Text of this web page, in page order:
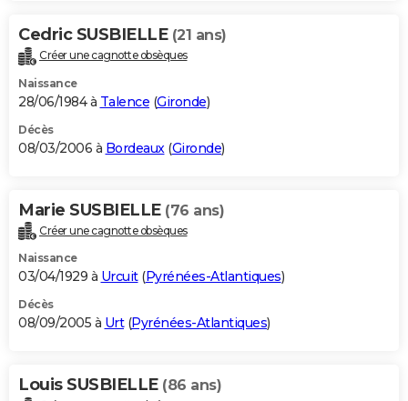
Cedric SUSBIELLE (21 ans)
Créer une cagnotte obsèques
Naissance
28/06/1984 à Talence (Gironde)
Décès
08/03/2006 à Bordeaux (Gironde)
Marie SUSBIELLE (76 ans)
Créer une cagnotte obsèques
Naissance
03/04/1929 à Urcuit(Pyrénées-Atlantiques)
Décès
08/09/2005 à Urt(Pyrénées-Atlantiques)
Louis SUSBIELLE (86 ans)